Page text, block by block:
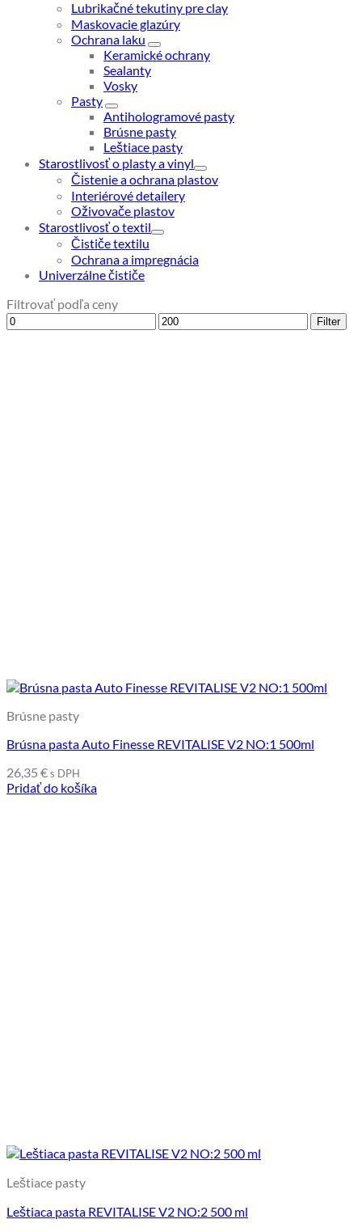
Lubrikačné tekutiny pre clay
Maskovacie glazúry
Ochrana laku
Keramické ochrany
Sealanty
Vosky
Pasty
Antihologramové pasty
Brúsne pasty
Leštiace pasty
Starostlivosť o plasty a vinyl
Čistenie a ochrana plastov
Interiérové detailery
Oživovače plastov
Starostlivosť o textil
Čističe textilu
Ochrana a impregnácia
Univerzálne čističe
Filtrovať podľa ceny
Minimálna
cena
Maximálna
cena
Filter
Brúsne pasty
Brúsna pasta Auto Finesse REVITALISE V2 NO:1 500ml
26,35 €s DPH
Pridať do košíka
Leštiace pasty
Leštiaca pasta REVITALISE V2 NO:2 500 ml